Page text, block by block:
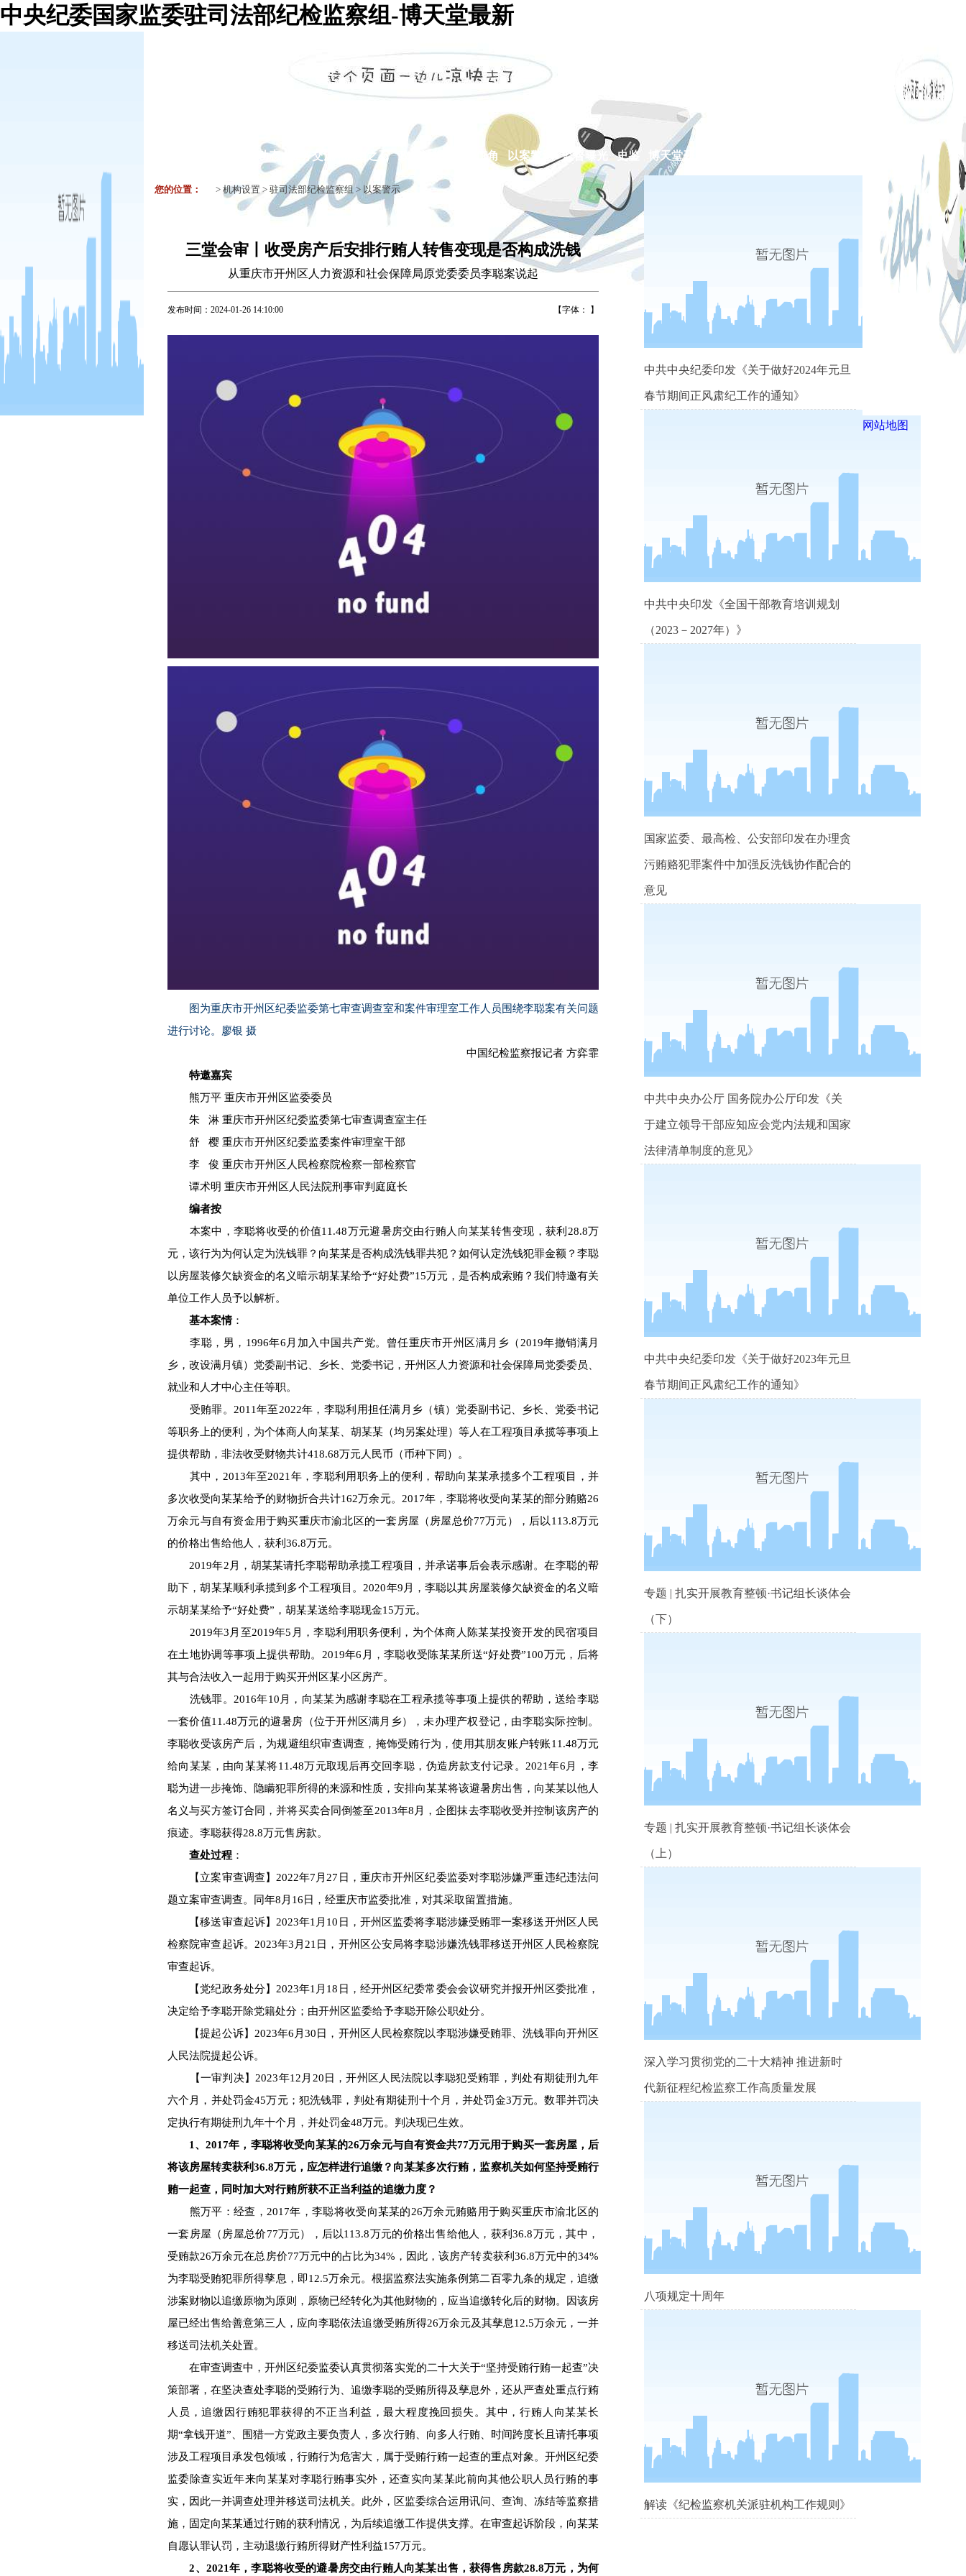
中央纪委国家监委驻司法部纪检监察组-博天堂最新
工作动态 业务交流 他山之石 廉政广角 以案警示 监督曝光 史鉴 博天堂开户网址的公告
您的位置： > 机构设置 > 驻司法部纪检监察组 > 以案警示
三堂会审丨收受房产后安排行贿人转售变现是否构成洗钱
从重庆市开州区人力资源和社会保障局原党委委员李聪案说起
发布时间： 2024-01-26 14:10:00 【字体： 】
图为重庆市开州区纪委监委第七审查调查室和案件审理室工作人员围绕李聪案有关问题
进行讨论。廖银 摄
中国纪检监察报记者 方弈霏
特邀嘉宾
熊万平 重庆市开州区监委委员
朱 淋 重庆市开州区纪委监委第七审查调查室主任
舒 樱 重庆市开州区纪委监委案件审理室干部
李 俊 重庆市开州区人民检察院检察一部检察官
谭术明 重庆市开州区人民法院刑事审判庭庭长
编者按
本案中，李聪将收受的价值11.48万元避暑房交由行贿人向某某转售变现，获利28.8万
元，该行为为何认定为洗钱罪？向某某是否构成洗钱罪共犯？如何认定洗钱犯罪金额？李聪
以房屋装修欠缺资金的名义暗示胡某某给予“好处费”15万元，是否构成索贿？我们特邀有关
单位工作人员予以解析。
基本案情 ：
李聪，男，1996年6月加入中国共产党。曾任重庆市开州区满月乡（2019年撤销满月
乡，改设满月镇）党委副书记、乡长、党委书记，开州区人力资源和社会保障局党委委员、
就业和人才中心主任等职。
受贿罪。2011年至2022年，李聪利用担任满月乡（镇）党委副书记、乡长、党委书记
等职务上的便利，为个体商人向某某、胡某某（均另案处理）等人在工程项目承揽等事项上
提供帮助，非法收受财物共计418.68万元人民币（币种下同）。
其中，2013年至2021年，李聪利用职务上的便利，帮助向某某承揽多个工程项目，并
多次收受向某某给予的财物折合共计162万余元。2017年，李聪将收受向某某的部分贿赂26
万余元与自有资金用于购买重庆市渝北区的一套房屋（房屋总价77万元），后以113.8万元
的价格出售给他人，获利36.8万元。
2019年2月，胡某某请托李聪帮助承揽工程项目，并承诺事后会表示感谢。在李聪的帮
助下，胡某某顺利承揽到多个工程项目。2020年9月，李聪以其房屋装修欠缺资金的名义暗
示胡某某给予“好处费”，胡某某送给李聪现金15万元。
2019年3月至2019年5月，李聪利用职务便利，为个体商人陈某某投资开发的民宿项目
在土地协调等事项上提供帮助。2019年6月，李聪收受陈某某所送“好处费”100万元，后将
其与合法收入一起用于购买开州区某小区房产。
洗钱罪。2016年10月，向某某为感谢李聪在工程承揽等事项上提供的帮助，送给李聪
一套价值11.48万元的避暑房（位于开州区满月乡），未办理产权登记，由李聪实际控制。
李聪收受该房产后，为规避组织审查调查，掩饰受贿行为，使用其朋友账户转账11.48万元
给向某某，由向某某将11.48万元取现后再交回李聪，伪造房款支付记录。2021年6月，李
聪为进一步掩饰、隐瞒犯罪所得的来源和性质，安排向某某将该避暑房出售，向某某以他人
名义与买方签订合同，并将买卖合同倒签至2013年8月，企图抹去李聪收受并控制该房产的
痕迹。李聪获得28.8万元售房款。
查处过程 ：
【立案审查调查】2022年7月27日，重庆市开州区纪委监委对李聪涉嫌严重违纪违法问
题立案审查调查。同年8月16日，经重庆市监委批准，对其采取留置措施。
【移送审查起诉】2023年1月10日，开州区监委将李聪涉嫌受贿罪一案移送开州区人民
检察院审查起诉。2023年3月21日，开州区公安局将李聪涉嫌洗钱罪移送开州区人民检察院
审查起诉。
【党纪政务处分】2023年1月18日，经开州区纪委常委会会议研究并报开州区委批准，
决定给予李聪开除党籍处分；由开州区监委给予李聪开除公职处分。
【提起公诉】2023年6月30日，开州区人民检察院以李聪涉嫌受贿罪、洗钱罪向开州区
人民法院提起公诉。
【一审判决】2023年12月20日，开州区人民法院以李聪犯受贿罪，判处有期徒刑九年
六个月，并处罚金45万元；犯洗钱罪，判处有期徒刑十个月，并处罚金3万元。数罪并罚决
定执行有期徒刑九年十个月，并处罚金48万元。判决现已生效。
1、2017年，李聪将收受向某某的26万余元与自有资金共77万元用于购买一套房屋，后
将该房屋转卖获利36.8万元，应怎样进行追缴？向某某多次行贿，监察机关如何坚持受贿行
贿一起查，同时加大对行贿所获不正当利益的追缴力度？
熊万平：经查，2017年，李聪将收受向某某的26万余元贿赂用于购买重庆市渝北区的
一套房屋（房屋总价77万元），后以113.8万元的价格出售给他人，获利36.8万元，其中，
受贿款26万余元在总房价77万元中的占比为34%，因此，该房产转卖获利36.8万元中的34%
为李聪受贿犯罪所得孳息，即12.5万余元。根据监察法实施条例第二百零九条的规定，追缴
涉案财物以追缴原物为原则，原物已经转化为其他财物的，应当追缴转化后的财物。因该房
屋已经出售给善意第三人，应向李聪依法追缴受贿所得26万余元及其孳息12.5万余元，一并
移送司法机关处置。
在审查调查中，开州区纪委监委认真贯彻落实党的二十大关于“坚持受贿行贿一起查”决
策部署，在坚决查处李聪的受贿行为、追缴李聪的受贿所得及孳息外，还从严查处重点行贿
人员，追缴因行贿犯罪获得的不正当利益，最大程度挽回损失。其中，行贿人向某某长
期“拿钱开道”、围猎一方党政主要负责人，多次行贿、向多人行贿、时间跨度长且请托事项
涉及工程项目承发包领域，行贿行为危害大，属于受贿行贿一起查的重点对象。开州区纪委
监委除查实近年来向某某对李聪行贿事实外，还查实向某某此前向其他公职人员行贿的事
实，因此一并调查处理并移送司法机关。此外，区监委综合运用讯问、查询、冻结等监察措
施，固定向某某通过行贿的获利情况，为后续追缴工作提供支撑。在审查起诉阶段，向某某
自愿认罪认罚，主动退缴行贿所得财产性利益157万元。
2、2021年，李聪将收受的避暑房交由行贿人向某某出售，获得售房款28.8万元，为何
中共中央纪委印发《关于做好2024年元旦
春节期间正风肃纪工作的通知》
中共中央印发《全国干部教育培训规划
（2023－2027年）》
国家监委、最高检、公安部印发在办理贪
污贿赂犯罪案件中加强反洗钱协作配合的
意见
中共中央办公厅 国务院办公厅印发《关
于建立领导干部应知应会党内法规和国家
法律清单制度的意见》
中共中央纪委印发《关于做好2023年元旦
春节期间正风肃纪工作的通知》
专题 | 扎实开展教育整顿·书记组长谈体会
（下）
专题 | 扎实开展教育整顿·书记组长谈体会
（上）
深入学习贯彻党的二十大精神 推进新时
代新征程纪检监察工作高质量发展
八项规定十周年
解读《纪检监察机关派驻机构工作规则》
网站地图